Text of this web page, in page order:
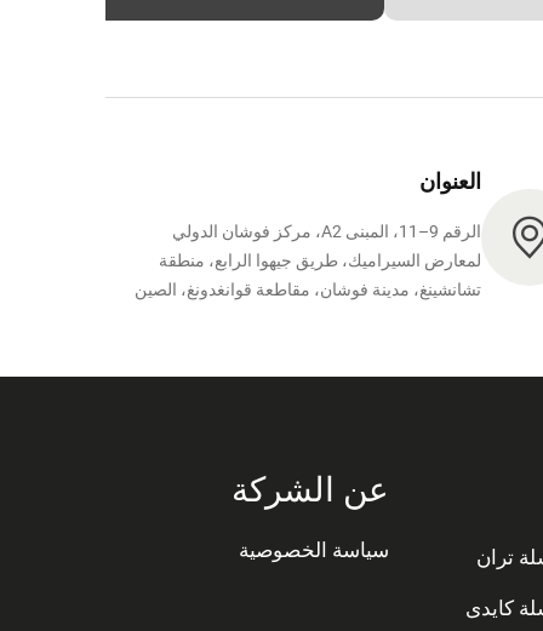
العنوان
الرقم 9–11، المبنى A2، مركز فوشان الدولي
لمعارض السيراميك، طريق جيهوا الرابع، منطقة
تشانشينغ، مدينة فوشان، مقاطعة قوانغدونغ، الصين
تران
كايدى
عن الشركة
سياسة الخصوصية